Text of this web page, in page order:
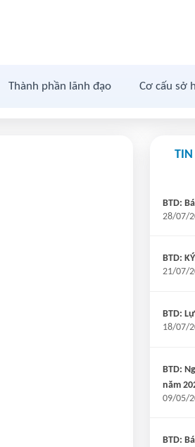
Thành phần lãnh đạo Cơ cấu sở
TIN
BTD:
28/07/
BTD:
21/07/
BTD:
18/07/
BTD:
năm
09/05/
BTD: